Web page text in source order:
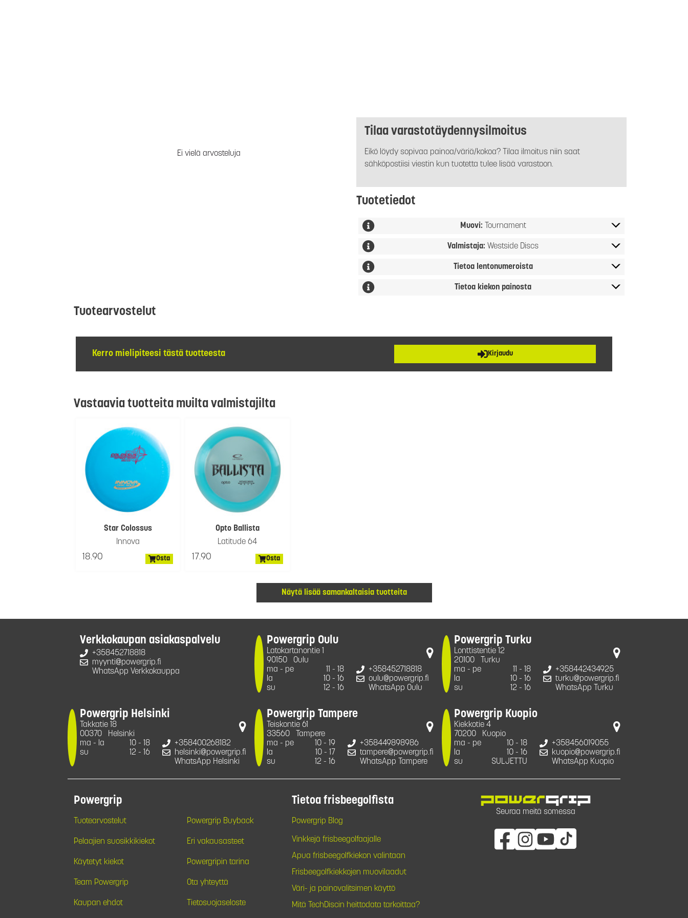
Ei vielä arvosteluja
Tilaa varastotäydennysilmoitus
Eikö löydy sopivaa painoa/väriä/kokoa? Tilaa ilmoitus niin saat
sähköpostiisi viestin kun tuotetta tulee lisää varastoon.
Tuotetiedot
Muovi: Tournament
Valmistaja: Westside Discs
Tietoa lentonumeroista
Tietoa kiekon painosta
Tuotearvostelut
Kerro mielipiteesi tästä tuotteesta Kirjaudu
Vastaavia tuotteita muilta valmistajilta
Star Colossus
Innova
18.90 Osta
Opto Ballista
Latitude 64
17.90 Osta
Näytä lisää samankaltaisia tuotteita
Verkkokaupan asiakaspalvelu
+358452718818
myynti@powergrip.fi
WhatsApp Verkkokauppa
Powergrip Oulu
Latokartanontie 1
90150
Oulu
ma - pe
11 - 18
la
10 - 16
su
12 - 16
+358452718818
oulu@powergrip.fi
WhatsApp Oulu
Powergrip Turku
Lonttistentie 12
20100
Turku
ma - pe
11 - 18
la
10 - 16
su
12 - 16
+358442434925
turku@powergrip.fi
WhatsApp Turku
Powergrip Helsinki
Takkatie 18
00370
Helsinki
ma - la
10 - 18
su
12 - 16
+358400268182
helsinki@powergrip.fi
WhatsApp Helsinki
Powergrip Tampere
Teiskontie 61
33560
Tampere
ma - pe
10 - 19
la
10 - 17
su
12 - 16
+358449898986
tampere@powergrip.fi
WhatsApp Tampere
Powergrip Kuopio
Kiekkotie 4
70200
Kuopio
ma - pe
10 - 18
la
10 - 16
su
SULJETTU
+358456019055
kuopio@powergrip.fi
WhatsApp Kuopio
Powergrip
Tuotearvostelut Powergrip Buyback
Pelaajien suosikkikiekot Eri vakausasteet
Käytetyt kiekot Powergripin tarina
Team Powergrip Ota yhteyttä
Kaupan ehdot Tietosuojaseloste
Tietoa frisbeegolfista
Powergrip Blog
Vinkkejä frisbeegolfaajalle
Apua frisbeegolfkiekon valintaan
Frisbeegolfkiekkojen muovilaadut
Väri- ja painovalitsimen käyttö
Mitä TechDiscin heittodata tarkoittaa?
Seuraa meitä somessa